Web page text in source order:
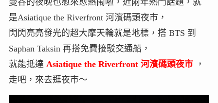
曼谷的夜晚也愈來愈熱鬧啦，近兩年熱門話題，就
是Asiatique the Riverfront 河濱碼頭夜市，
閃閃亮亮發光的超大摩天輪就是地標，搭 BTS 到
Saphan Taksin 再搭免費接駁交通船，
就能抵達 Asiatique the Riverfront 河濱碼頭夜市，
走吧，來去逛夜市～